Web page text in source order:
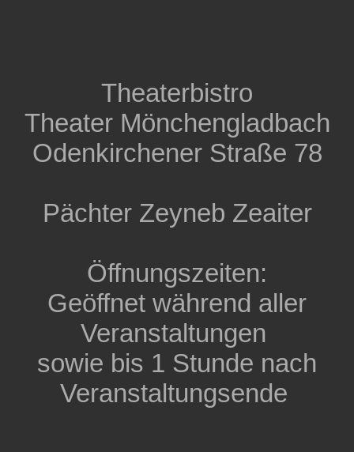
Theaterbistro
Theater Mönchengladbach
Odenkirchener Straße 78
Pächter Zeyneb Zeaiter
Öffnungszeiten:
Geöffnet während aller
Veranstaltungen
sowie bis 1 Stunde nach
Veranstaltungsende